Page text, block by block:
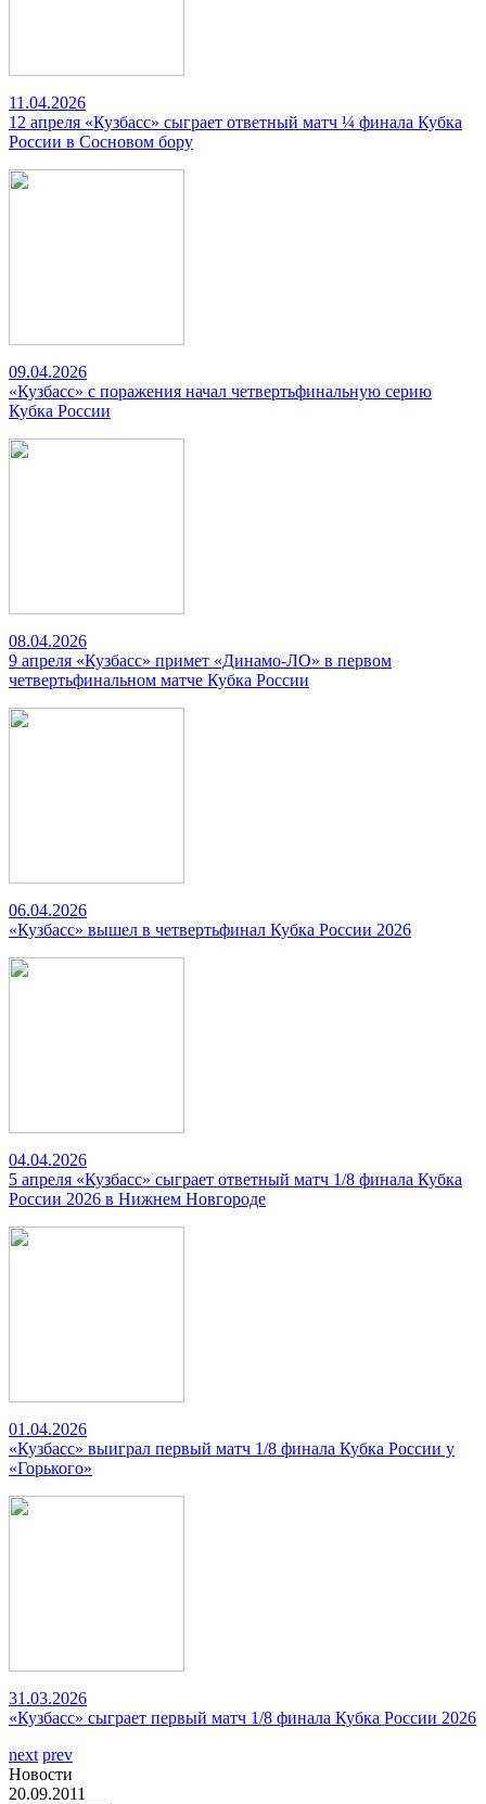
11.04.2026
12 апреля «Кузбасс» сыграет ответный матч ¼ финала Кубка
России в Сосновом бору
09.04.2026
«Кузбасс» с поражения начал четвертьфинальную серию
Кубка России
08.04.2026
9 апреля «Кузбасс» примет «Динамо-ЛО» в первом
четвертьфинальном матче Кубка России
06.04.2026
«Кузбасс» вышел в четвертьфинал Кубка России 2026
04.04.2026
5 апреля «Кузбасс» сыграет ответный матч 1/8 финала Кубка
России 2026 в Нижнем Новгороде
01.04.2026
«Кузбасс» выиграл первый матч 1/8 финала Кубка России у
«Горького»
31.03.2026
«Кузбасс» сыграет первый матч 1/8 финала Кубка России 2026
next prev
Новости
20.09.2011